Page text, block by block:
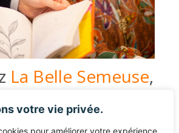
votre vie privée.
pour améliorer votre expérience
La Belle Semeuse,
communication